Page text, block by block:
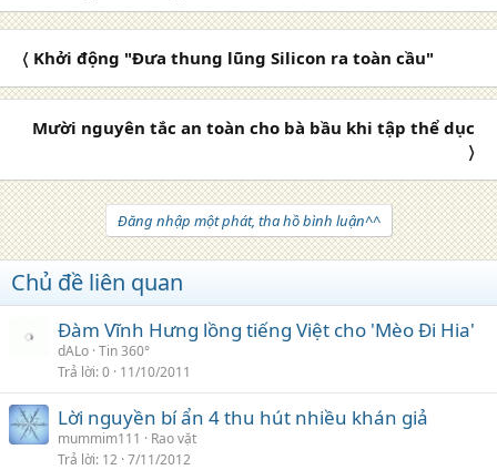
〈 Khởi động "Đưa thung lũng Silicon ra toàn cầu"
Mười nguyên tắc an toàn cho bà bầu khi tập thể dục
〉
Đăng nhập một phát, tha hồ bình luận^^
Chủ đề liên quan
Đàm Vĩnh Hưng lồng tiếng Việt cho 'Mèo Đi Hia'
dALo Tin 360°
Trả lời 0 11/10/2011
Lời nguyền bí ẩn 4 thu hút nhiều khán giả
mummim111
Rao vặt
Trả lời 12 7/11/2012